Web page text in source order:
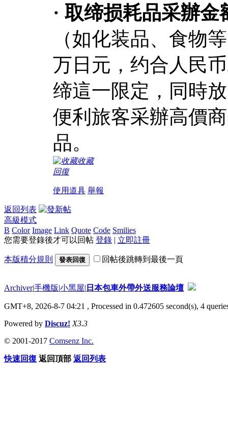
· 取缔损耗品采辦金
（如化装品、食物
万日元，约合人民
缔這一限定，同時
便利旅客采辦高價
品。
收藏
回復
使用道具 舉報
返回列表
高級模式
B Color Image Link Quote Code Smilies
您需要登錄後才可以回帖 登錄 | 立即註冊
本版積分規則 發表回復 回帖後跳轉到最後一頁
Archiver|手機版|小黑屋| 日本包車外帶外送服務論壇
GMT+8, 2026-8-7 04:21 , Processed in 0.472605 second(s), 4
Powered by Discuz! X3.3
© 2001-2017 Comsenz Inc.
快速回復 返回頂部 返回列表